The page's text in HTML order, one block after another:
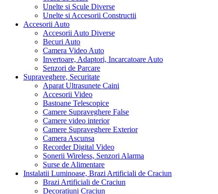
Unelte si Scule Diverse
Unelte si Accesorii Constructii
Accesorii Auto
Accesorii Auto Diverse
Becuri Auto
Camera Video Auto
Invertoare, Adaptori, Incarcatoare Auto
Senzori de Parcare
Supraveghere, Securitate
Aparat Ultrasunete Caini
Accesorii Video
Bastoane Telescopice
Camere Supraveghere False
Camere video interior
Camere Supraveghere Exterior
Camera Ascunsa
Recorder Digital Video
Sonerii Wireless, Senzori Alarma
Surse de Alimentare
Instalatii Luminoase, Brazi Artificiali de Craciun
Brazi Artificiali de Craciun
Decoratiuni Craciun